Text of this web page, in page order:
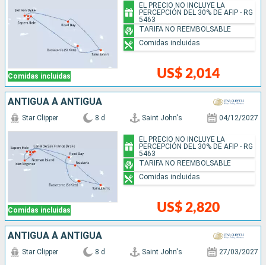
Comidas incluidas US$ 2,014
EL PRECIO NO INCLUYE LA
PERCEPCIÓN DEL 30% DE AFIP - RG
5463
TARIFA NO REEMBOLSABLE
Comidas incluidas
ANTIGUA À ANTIGUA
Comidas incluidas
Star Clipper 8 d Saint John's 04/12/2027
US$ 2,820
EL PRECIO NO INCLUYE LA
PERCEPCIÓN DEL 30% DE AFIP - RG
5463
TARIFA NO REEMBOLSABLE
Comidas incluidas
ANTIGUA À ANTIGUA
Star Clipper 8 d Saint John's 27/03/2027